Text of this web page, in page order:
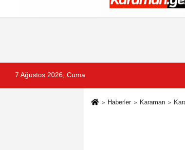
Künye İletişim Çerez
7 Ağustos 2026, Cuma
Haberler Karaman